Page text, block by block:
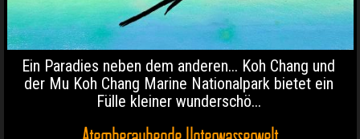
Ein Paradies neben dem anderen... Koh Chang und
der Mu Koh Chang Marine Nationalpark bietet ein
Fülle kleiner wunderschö...